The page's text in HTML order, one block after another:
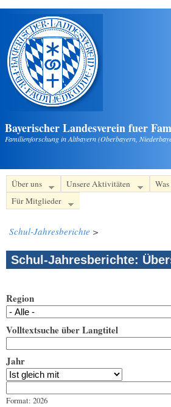
Direkt zum Inhalt
Bayerischer Landesverein fuer
Familienforschung in Altbayern (Oberbayern,
Über uns Unsere Aktivitäten
Für Mitglieder
Schul-Jahresberichte >
Schul-Jahresberichte:
Region
Volltextsuche über Langtitel
Jahr
Format: 2026